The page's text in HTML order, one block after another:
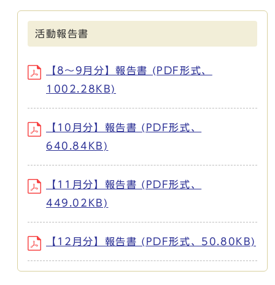
活動報告書
【8〜9月分】報告書 (PDF形式、
1002.28KB)
【10月分】報告書 (PDF形式、
640.84KB)
【11月分】報告書 (PDF形式、
449.02KB)
【12月分】報告書 (PDF形式、50.80KB)